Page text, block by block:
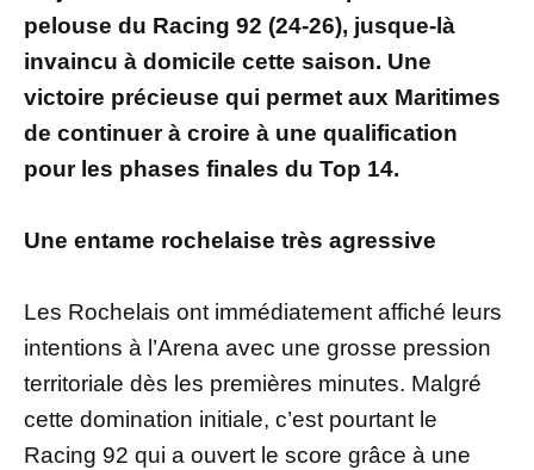
pelouse du Racing 92 (24-26), jusque-là
invaincu à domicile cette saison. Une
victoire précieuse qui permet aux Maritimes
de continuer à croire à une qualification
pour les phases finales du Top 14.
Une entame rochelaise très agressive
Les Rochelais ont immédiatement affiché leurs
intentions à l’Arena avec une grosse pression
territoriale dès les premières minutes. Malgré
cette domination initiale, c’est pourtant le
Racing 92 qui a ouvert le score grâce à une